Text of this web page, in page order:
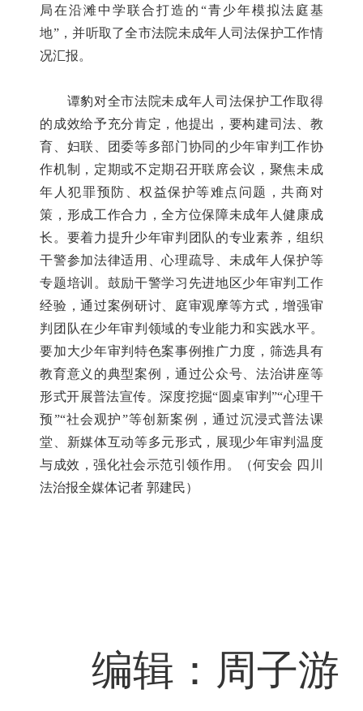
局在沿滩中学联合打造的“青少年模拟法庭基
地”，并听取了全市法院未成年人司法保护工作情
况汇报。
谭豹对全市法院未成年人司法保护工作取得
的成效给予充分肯定，他提出，要构建司法、教
育、妇联、团委等多部门协同的少年审判工作协
作机制，定期或不定期召开联席会议，聚焦未成
年人犯罪预防、权益保护等难点问题，共商对
策，形成工作合力，全方位保障未成年人健康成
长。要着力提升少年审判团队的专业素养，组织
干警参加法律适用、心理疏导、未成年人保护等
专题培训。鼓励干警学习先进地区少年审判工作
经验，通过案例研讨、庭审观摩等方式，增强审
判团队在少年审判领域的专业能力和实践水平。
要加大少年审判特色案事例推广力度，筛选具有
教育意义的典型案例，通过公众号、法治讲座等
形式开展普法宣传。深度挖掘“圆桌审判”“心理干
预”“社会观护”等创新案例，通过沉浸式普法课
堂、新媒体互动等多元形式，展现少年审判温度
与成效，强化社会示范引领作用。（何安会 四川
法治报全媒体记者 郭建民）
编辑：周子游